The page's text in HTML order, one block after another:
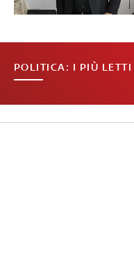
POLITICA: I PIÙ LETTI